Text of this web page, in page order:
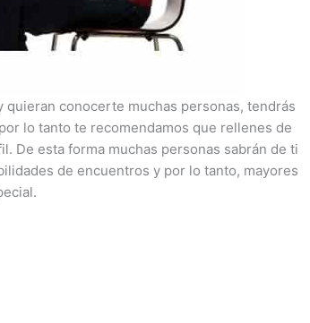
conocerte muchas personas, tendrás
lo tanto te recomendamos que rellenes de
De esta forma muchas personas sabrán de ti
de encuentros y por lo tanto, mayores